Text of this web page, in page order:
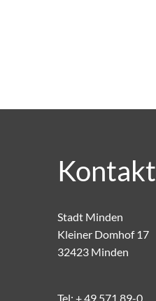
Kontakt
Stadt Minden
Kleiner Domhof 17
32423 Minden
Tel: + 49 571 89-0